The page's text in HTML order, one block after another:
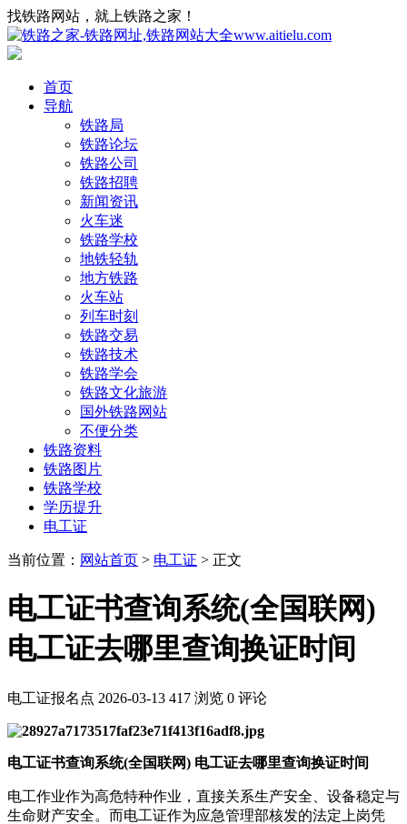
找铁路网站，就上铁路之家！
首页
导航
铁路局
铁路论坛
铁路公司
铁路招聘
新闻资讯
火车迷
铁路学校
地铁轻轨
地方铁路
火车站
列车时刻
铁路交易
铁路技术
铁路学会
铁路文化旅游
国外铁路网站
不便分类
铁路资料
铁路图片
铁路学校
学历提升
电工证
当前位置： 网站首页 > 电工证 > 正文
电工证书查询系统(全国联网)
电工证去哪里查询换证时间
电工证报名点 2026-03-13 417 浏览 0 评论
电工证书查询系统(全国联网) 电工证去哪里查询换证时间
电工作业作为高危特种作业，直接关系生产安全、设备稳定与
生命财产安全。而电工证作为应急管理部核发的法定上岗凭